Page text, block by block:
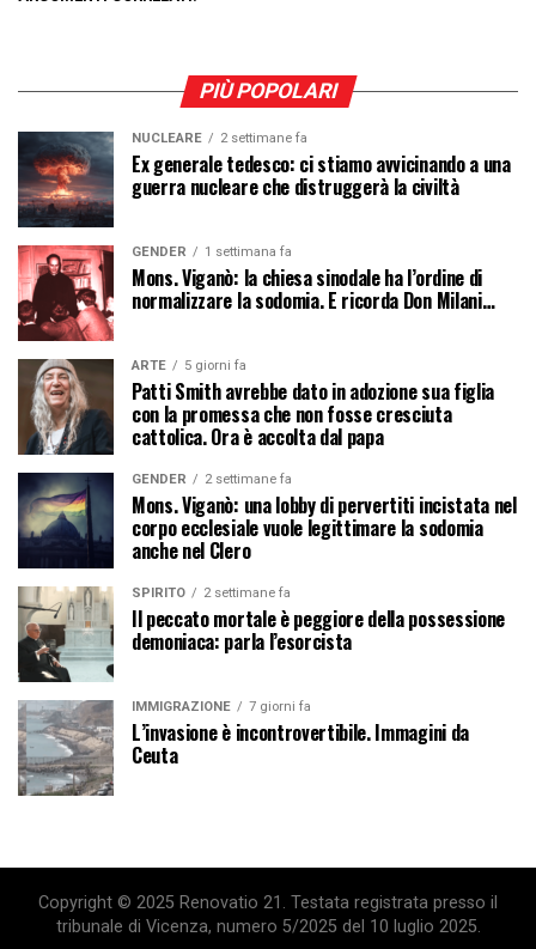
PIÙ POPOLARI
NUCLEARE 2 settimane fa
Ex generale tedesco: ci stiamo avvicinando a una
guerra nucleare che distruggerà la civiltà
GENDER 1 settimana fa
Mons. Viganò: la chiesa sinodale ha l’ordine di
normalizzare la sodomia. E ricorda Don Milani…
ARTE 5 giorni fa
Patti Smith avrebbe dato in adozione sua figlia
con la promessa che non fosse cresciuta
cattolica. Ora è accolta dal papa
GENDER 2 settimane fa
Mons. Viganò: una lobby di pervertiti incistata nel
corpo ecclesiale vuole legittimare la sodomia
anche nel Clero
SPIRITO 2 settimane fa
Il peccato mortale è peggiore della possessione
demoniaca: parla l’esorcista
IMMIGRAZIONE 7 giorni fa
L’invasione è incontrovertibile. Immagini da
Ceuta
Copyright © 2025 Renovatio 21. Testata registrata presso il
tribunale di Vicenza, numero 5/2025 del 10 luglio 2025.